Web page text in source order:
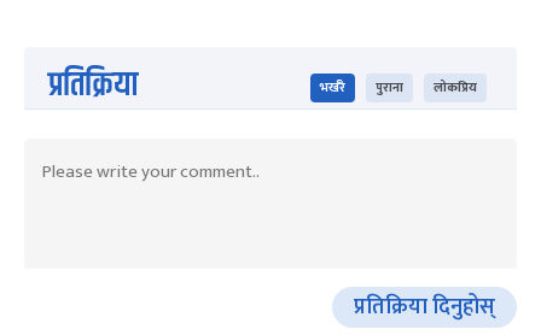
प्रतिक्रिया भर्खरै पुराना लोकप्रिय
प्रतिक्रिया दिनुहोस्